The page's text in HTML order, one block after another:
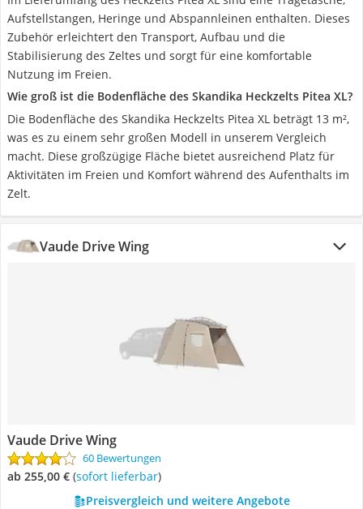
Aufstellstangen, Heringe und Abspannleinen enthalten. Dieses
Zubehör erleichtert den Transport, Aufbau und die
Stabilisierung des Zeltes und sorgt für eine komfortable
Nutzung im Freien.
Wie groß ist die Bodenfläche des Skandika Heckzelts Pitea XL?
Die Bodenfläche des Skandika Heckzelts Pitea XL beträgt 13 m²,
was es zu einem sehr großen Modell in unserem Vergleich
macht. Diese großzügige Fläche bietet ausreichend Platz für
Aktivitäten im Freien und Komfort während des Aufenthalts im
Zelt.
Vaude Drive Wing
Vaude Drive Wing
60 Bewertungen
ab 255,00 € ( Sofort lieferbar)
Preisvergleich und weitere Angebote